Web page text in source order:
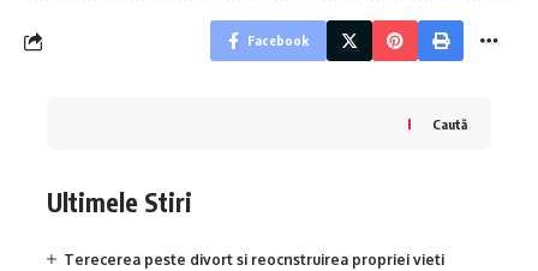
Facebook
Caută
Ultimele Stiri
Terecerea peste divort si reocnstruirea propriei vieti